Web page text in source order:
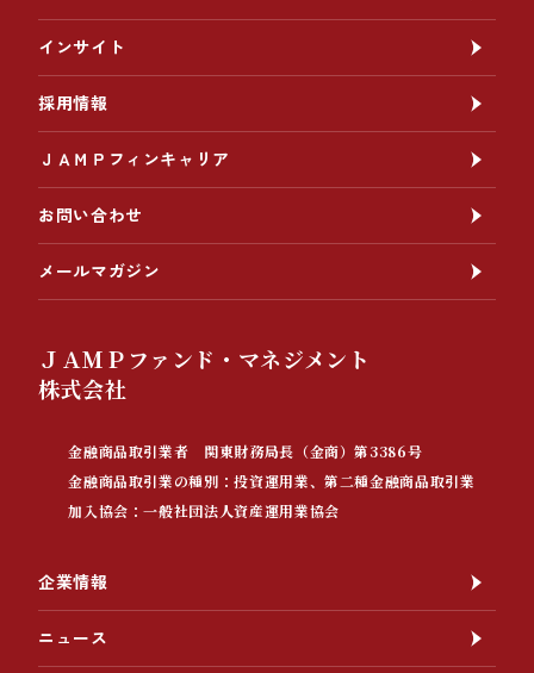
インサイト
採用情報
ＪＡＭＰフィンキャリア
お問い合わせ
メールマガジン
ＪＡＭＰファンド・マネジメント
株式会社
金融商品取引業者 関東財務局長（金商）第3386号
金融商品取引業の種別：投資運用業、第二種金融商品取引業
加入協会：一般社団法人資産運用業協会
企業情報
ニュース